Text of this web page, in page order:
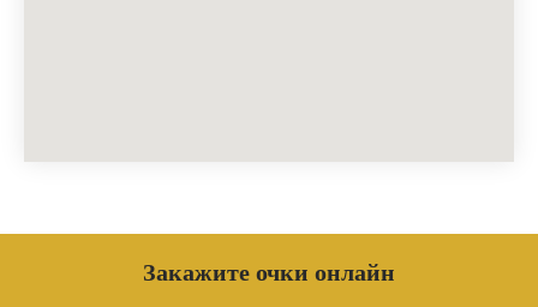
Закажите очки онлайн